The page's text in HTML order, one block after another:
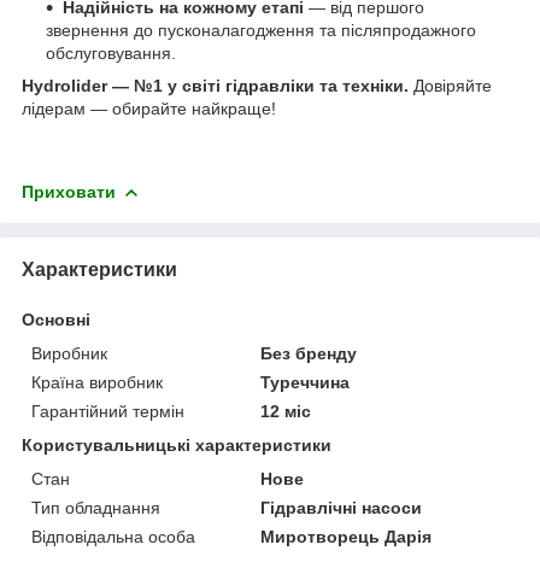
Надійність на кожному етапі — від першого
звернення до пусконалагодження та післяпродажного
обслуговування.
Hydrolider — №1 у світі гідравліки та техніки. Довіряйте
лідерам — обирайте найкраще!
Приховати
Характеристики
Основні
Виробник
Без бренду
Країна виробник
Туреччина
Гарантійний термін
12 міс
Користувальницькі характеристики
Стан
Нове
Тип обладнання
Гідравлічні насоси
Відповідальна особа
Миротворець Дарія